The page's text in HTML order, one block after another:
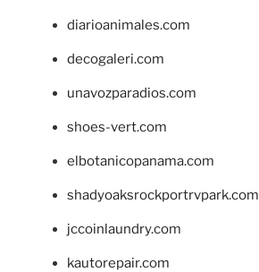
diarioanimales.com
decogaleri.com
unavozparadios.com
shoes-vert.com
elbotanicopanama.com
shadyoaksrockportrvpark.com
jccoinlaundry.com
kautorepair.com